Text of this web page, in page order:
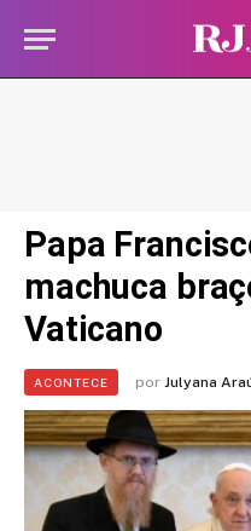
Papa
machuca
Vaticano
ACONTECE por Julyana